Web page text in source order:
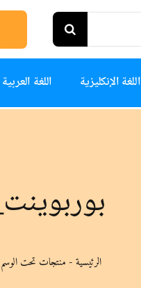
اللغة الإنكليزية اللغة العربية
الرئيسية- منتجات تحت